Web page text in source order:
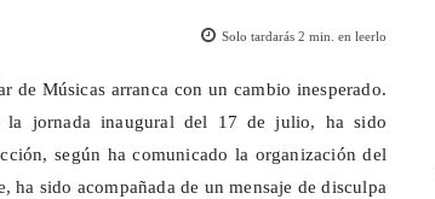
Solo tardarás2 min. en leerlo
de Músicas arranca con un cambio inesperado.
la jornada inaugural del 17 de julio, ha sido
según ha comunicado la organización del
sido acompañada de un mensaje de disculpa